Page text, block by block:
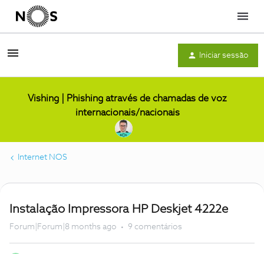
Menu
Iniciar sessão
Vishing | Phishing através de chamadas de voz
internacionais/nacionais
Internet NOS
Instalação Impressora HP Deskjet 4222e
Forum|Forum|8 months ago 9 comentários